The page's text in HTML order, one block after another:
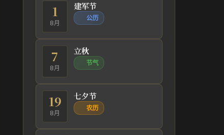
1
8月
建军节
公历
7
8月
立秋
节气
19
8月
七夕节
农历